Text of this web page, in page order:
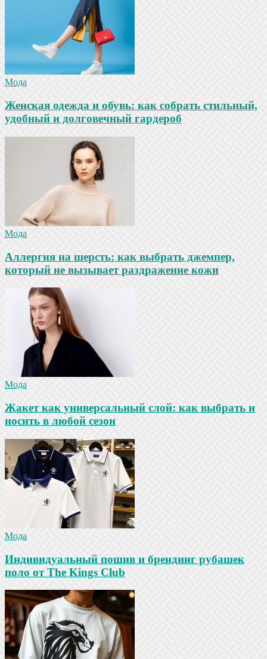
Мода
Женская одежда и обувь: как собрать стильный,
удобный и долговечный гардероб
Мода
Аллергия на шерсть: как выбрать джемпер,
который не вызывает раздражение кожи
Мода
Жакет как универсальный слой: как выбрать и
носить в любой сезон
Мода
Индивидуальный пошив и брендинг рубашек
поло от The Kings Club